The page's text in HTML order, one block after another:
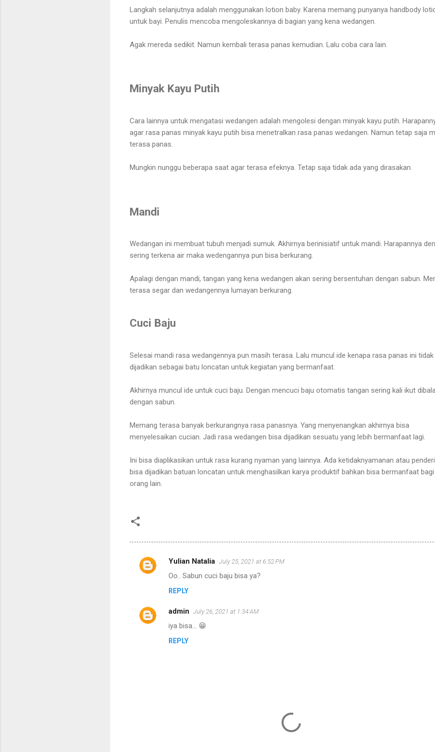
Langkah selanjutnya adalah menggunakan lotion baby. Karena memang punyanya handbody
untuk bayi. Penulis mencoba mengoleskannya di bagian yang kena wedangen.
Agak mereda sedikit. Namun kembali terasa panas kemudian. Lalu coba cara lain.
Minyak Kayu Putih
Cara lainnya untuk mengatasi wedangen adalah mengolesi dengan minyak kayu putih.
agar rasa panas minyak kayu putih bisa menetralkan rasa panas wedangen. Namun tetap saja
terasa panas.
Mungkin nunggu beberapa saat agar terasa efeknya. Tetap saja tidak ada yang dirasakan.
Mandi
Wedangan ini membuat tubuh menjadi sumuk. Akhirnya berinisiatif untuk mandi. Harapannya
sering terkena air maka wedengannya pun bisa berkurang.
Apalagi dengan mandi, tangan yang kena wedangen akan sering bersentuhan dengan sabun.
terasa segar dan wedangennya lumayan berkurang.
Cuci Baju
Selesai mandi rasa wedangennya pun masih terasa. Lalu muncul ide kenapa rasa panas ini tidak
dijadikan sebagai batu loncatan untuk kegiatan yang bermanfaat.
Akhirnya muncul ide untuk cuci baju. Dengan mencuci baju otomatis tangan sering kali ikut
dengan sabun.
Memang terasa banyak berkurangnya rasa panasnya. Yang menyenangkan akhirnya bisa
menyelesaikan cucian. Jadi rasa wedangen bisa dijadikan sesuatu yang lebih bermanfaat lagi.
Ini bisa diaplikasikan untuk rasa kurang nyaman yang lainnya. Ada ketidaknyamanan atau
bisa dijadikan batuan loncatan untuk menghasilkan karya produktif bahkan bisa bermanfaat bagi
orang lain.
C
m
e
Yulian Natalia July 25, 2021 at 6:52 PM
Oo.. Sabun cuci baju bisa ya?
REPLY
admin July 26, 2021 at 1:34 AM
iya bisa... 😁
REPLY